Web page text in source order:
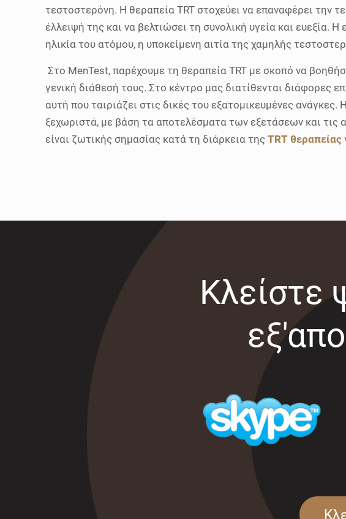
τεστοστερόνη. Η θεραπεία TRT στοχεύει να επαναφέρει την
έλλειψή της και να βελτιώσει τη συνολική υγεία και ευεξία.
ηλικία του ατόμου, η υποκείμενη αιτία της χαμηλής
Στο MenTest, παρέχουμε τη θεραπεία TRT με σκοπό να
γενική διάθεσή τους. Στο κέντρο μας διατίθενται διάφορες
αυτή που ταιριάζει στις δικές του εξατομικευμένες
ξεχωριστά, με βάση τα αποτελέσματα των εξετάσεων και
είναι ζωτικής σημασίας κατά τη διάρκεια της TRT θεραπείας
Κλείστε